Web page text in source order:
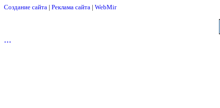
Создание сайта | Реклама сайта | WebMir
...